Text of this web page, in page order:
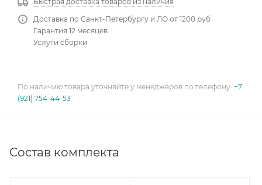
Доставка по Санкт-Петербургу и ЛО от 1200 руб
Гарантия 12 месяцев.
Услуги сборки
По наличию товара уточняйте у менеджеров по телефону: +7
(921) 754-44-53
Состав комплекта